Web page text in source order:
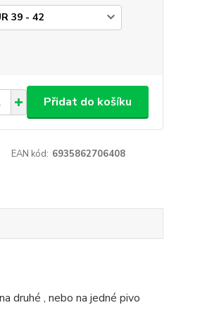
Přidat do košíku
EAN kód: 6935862706408
druhé , nebo na jedné pivo